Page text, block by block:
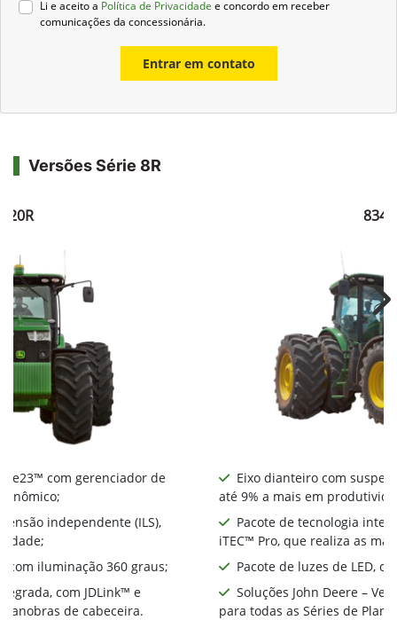
Li e aceito a Política de Privacidade e concordo em receber
comunicações da concessionária.
Entrar em contato
Versões Série 8R
e23™ com gerenciador de
independente (ILS),
com iluminação 360 graus;
com JDLink™ e
de cabeceira.
Eixo dianteiro com
até 9% a mais em
Pacote de tecnologia
iTEC™ Pro, que realiza as
Pacote de luzes de LED,
Soluções John Deere –
para todas as Séries de